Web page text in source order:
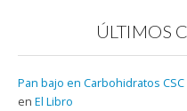
ÚLTIMOS
Pan bajo en Carbohidratos CSC
en El Libro